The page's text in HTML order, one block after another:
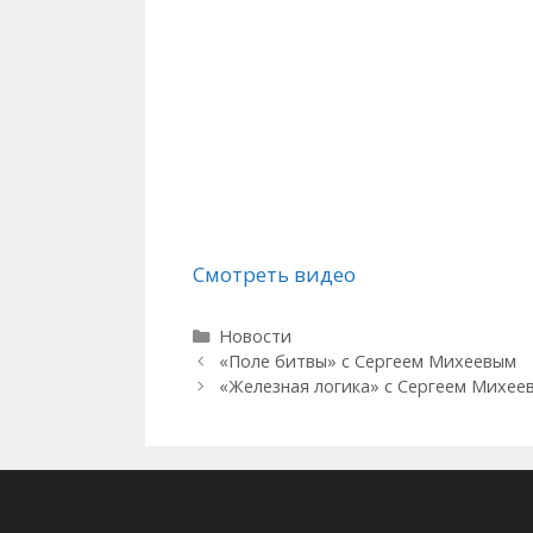
Смотреть видео
Рубрики
Новости
«Поле битвы» с Сергеем Михеевым
«Железная логика» с Сергеем